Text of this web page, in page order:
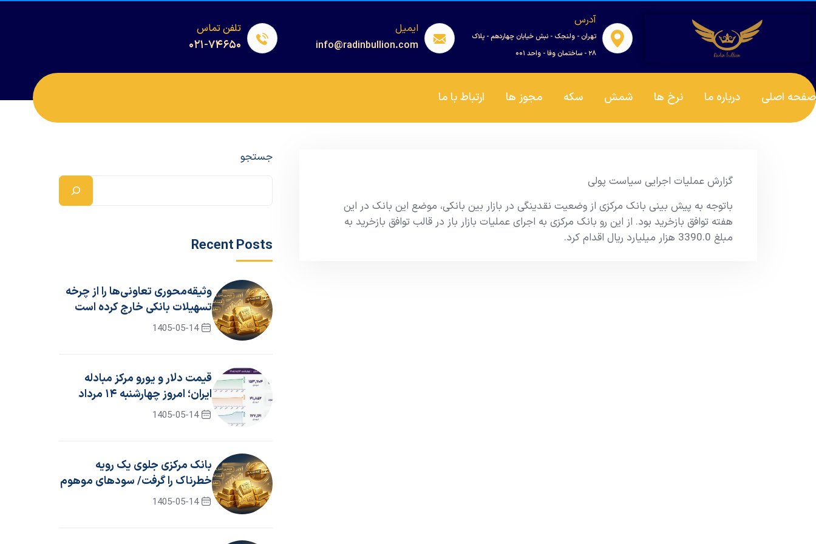
آدرس
تهران - ولنجک - نبش خیابان چهاردهم - پلاک
۲۸ - ساختمان وفا - واحد ۰۰۱
ایمیل
info@radinbullion.com
تلفن تماس
۰۲۱-۷۴۶۵۰
صفحه اصلی درباره ما نرخ ها شمش سکه مجوز ها ارتباط با ما
گزارش عملیات اجرایی سیاست پولی
باتوجه به پیش بینی بانک مرکزی از وضعیت نقدینگی در بازار بین بانکی، موضع این بانک در این
هفته توافق بازخرید بود. از این رو بانک مرکزی به اجرای عملیات بازار باز در قالب توافق بازخرید به
مبلغ 3390.0 هزار میلیارد ریال اقدام کرد.
جستجو
Recent Posts
وثیقه‌محوری تعاونی‌ها را از چرخه
تسهیلات بانکی خارج کرده است
1405-05-14
قیمت دلار و یورو مرکز مبادله
ایران؛ امروز چهارشنبه ۱۴ مرداد
۱۴۰۵1405-05-14
بانک مرکزی جلوی یک رویه
خطرناک را گرفت/ سود‌های موهوم
حذف شد
1405-05-14